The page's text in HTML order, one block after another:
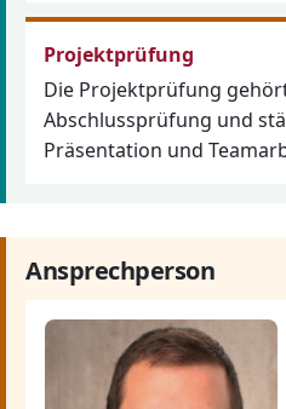
Projektprüfung
Die Projektprüfung
Abschlussprüfung und
Präsentation und
Ansprechperson